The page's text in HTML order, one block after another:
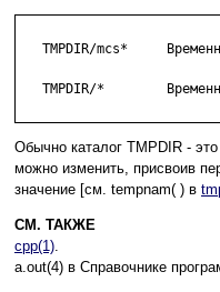
TMPDIR/mcs*
TMPDIR/*
Обычно каталог TMPDIR -
можно изменить, присвоив
значение [см. tempnam( ) в
СМ. ТАКЖЕ
cpp(1).
a.out(4) в Справочнике